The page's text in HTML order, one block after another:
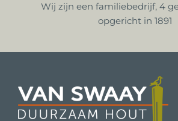
Wij zijn een familiebedrijf, 4
opgericht in 1891